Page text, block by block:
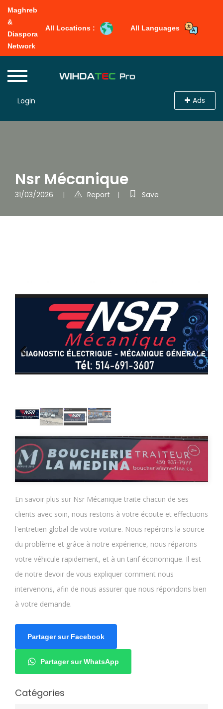
Maghreb
&
Diaspora
Network
All Locations : All Languages
Login Ads
Nsr Mécanique
31/03/2026 Report Save
Next
En savoir plus sur Nsr Mécanique traite chacun de ses
clients avec soin, nous restons à votre écoute et effectuons
l'entretien global de votre voiture. Nous repérons la source
du problème et grâce à notre expérience, nous réparons
votre véhicule rapidement, et à un tarif économique. Il est
de notre devoir de vous expliquer comment nous
intervenons, afin de nous assurer que nous répondons bien
à votre demande.
Partager sur Facebook
Partager sur WhatsApp
Catégories